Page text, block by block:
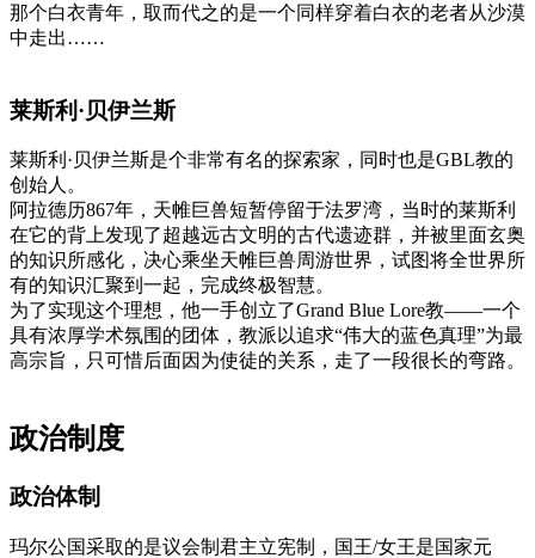
那个白衣青年，取而代之的是一个同样穿着白衣的老者从沙漠
中走出……
莱斯利·贝伊兰斯
莱斯利·贝伊兰斯是个非常有名的探索家，同时也是GBL教的
创始人。
阿拉德历867年，天帷巨兽短暂停留于法罗湾，当时的莱斯利
在它的背上发现了超越远古文明的古代遗迹群，并被里面玄奥
的知识所感化，决心乘坐天帷巨兽周游世界，试图将全世界所
有的知识汇聚到一起，完成终极智慧。
为了实现这个理想，他一手创立了Grand Blue Lore教——一个
具有浓厚学术氛围的团体，教派以追求“伟大的蓝色真理”为最
高宗旨，只可惜后面因为使徒的关系，走了一段很长的弯路。
政治制度
政治体制
玛尔公国采取的是议会制君主立宪制，国王/女王是国家元